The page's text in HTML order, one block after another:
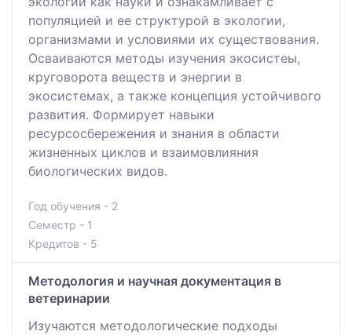
популяцией и ее структурой в экологии,
организмами и условиями их существования.
Осваиваются методы изучения экосистеы,
круговорота веществ и энергии в
экосистемах, а также концепция устойчивого
развития. Формирует навыки
ресурсосбережения и знания в области
жизненных циклов и взаимовлияния
биологических видов.
Год обучения - 2
Семестр - 1
Кредитов - 5
Методология и научная документация в
ветеринарии
Изучаются методологические подходы